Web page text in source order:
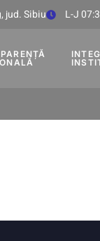
jud. Sibiu L-J